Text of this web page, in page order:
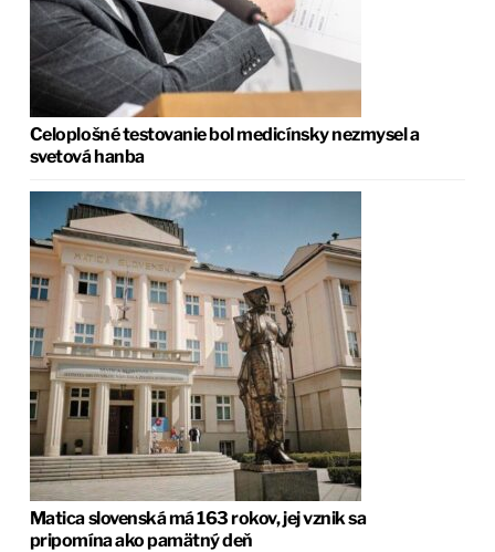
Celoplošné testovanie bol medicínsky nezmysel a
svetová hanba
Matica slovenská má 163 rokov, jej vznik sa
pripomína ako pamätný deň